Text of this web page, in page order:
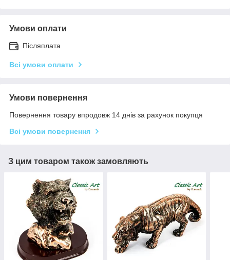
Умови оплати
Післяплата
Всі умови оплати
Умови повернення
Повернення товару впродовж 14 днів за рахунок покупця
Всі умови повернення
З цим товаром також замовляють